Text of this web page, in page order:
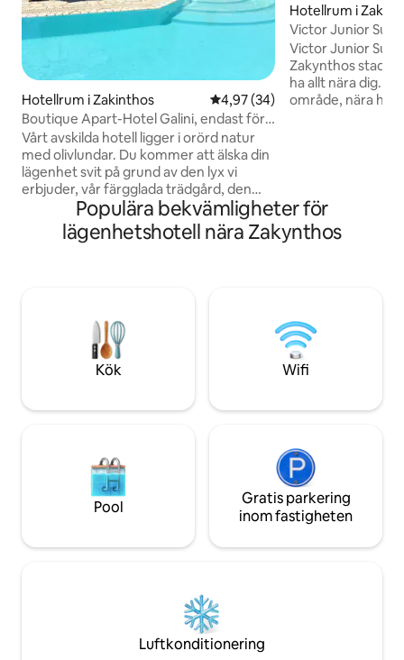
Hotellrum i Zakinthos 4,97 av 5 i genomsnittligt
4,97 (34)
Boutique Apart-Hotel Galini, endast för
vuxna, Afrodite.
Vårt avskilda hotell ligger i orörd natur
med olivlundar. Du kommer att älska din
lägenhet svit på grund av den lyx vi
erbjuder, vår färgglada trädgård, den
fantastiska utsikten över ön och Joniska
havet samt Vintergatan, din serverade
frukost på din privata terrass (juli och
restauranger och många stränder att
Hotellrum i
Victor Junior
Victor Junior
Zakynthos stad,
ha allt nära dig.
område, nära
balkong med en
Zakynthos stad.
lugn och ro eller
Populära bekvämligheter för
lägenhetshotell nära Zakynthos
Kök Wifi
Pool
Gratis parkering
inom fastigheten
Luftkonditionering